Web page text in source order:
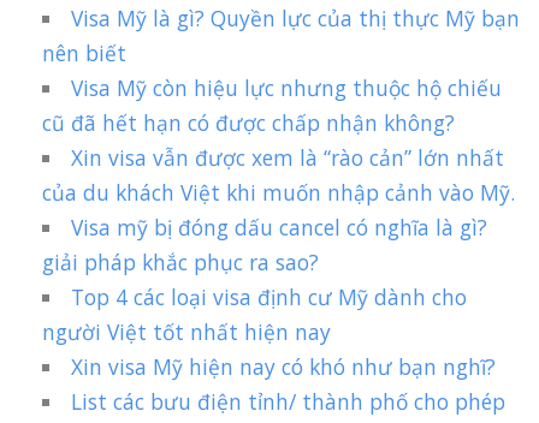
Visa Mỹ là gì? Quyền lực của thị thực Mỹ bạn
nên biết
Visa Mỹ còn hiệu lực nhưng thuộc hộ chiếu
cũ đã hết hạn có được chấp nhận không?
Xin visa vẫn được xem là “rào cản” lớn nhất
của du khách Việt khi muốn nhập cảnh vào Mỹ.
Visa mỹ bị đóng dấu cancel có nghĩa là gì?
giải pháp khắc phục ra sao?
Top 4 các loại visa định cư Mỹ dành cho
người Việt tốt nhất hiện nay
Xin visa Mỹ hiện nay có khó như bạn nghĩ?
List các bưu điện tỉnh/ thành phố cho phép